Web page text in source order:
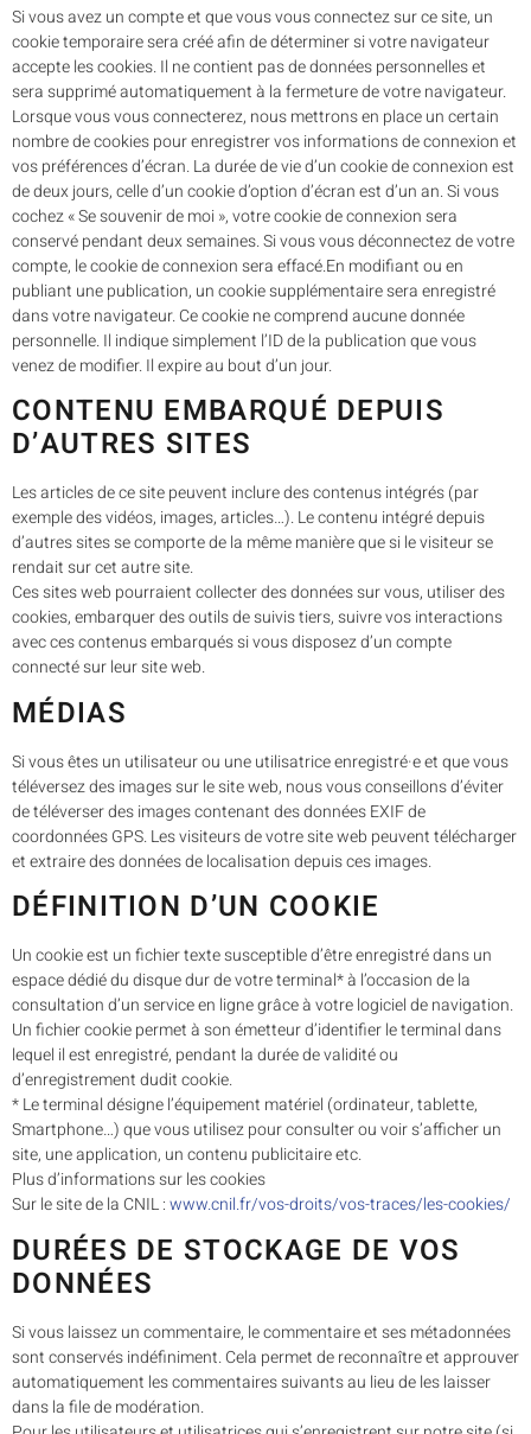
Si vous avez un compte et que vous vous connectez sur ce site, un
cookie temporaire sera créé afin de déterminer si votre navigateur
accepte les cookies. Il ne contient pas de données personnelles et
sera supprimé automatiquement à la fermeture de votre navigateur.
Lorsque vous vous connecterez, nous mettrons en place un certain
nombre de cookies pour enregistrer vos informations de connexion et
vos préférences d’écran. La durée de vie d’un cookie de connexion est
de deux jours, celle d’un cookie d’option d’écran est d’un an. Si vous
cochez « Se souvenir de moi », votre cookie de connexion sera
conservé pendant deux semaines. Si vous vous déconnectez de votre
compte, le cookie de connexion sera effacé.En modifiant ou en
publiant une publication, un cookie supplémentaire sera enregistré
dans votre navigateur. Ce cookie ne comprend aucune donnée
personnelle. Il indique simplement l’ID de la publication que vous
venez de modifier. Il expire au bout d’un jour.
CONTENU EMBARQUÉ DEPUIS
D’AUTRES SITES
Les articles de ce site peuvent inclure des contenus intégrés (par
exemple des vidéos, images, articles…). Le contenu intégré depuis
d’autres sites se comporte de la même manière que si le visiteur se
rendait sur cet autre site.
Ces sites web pourraient collecter des données sur vous, utiliser des
cookies, embarquer des outils de suivis tiers, suivre vos interactions
avec ces contenus embarqués si vous disposez d’un compte
connecté sur leur site web.
MÉDIAS
Si vous êtes un utilisateur ou une utilisatrice enregistré·e et que vous
téléversez des images sur le site web, nous vous conseillons d’éviter
de téléverser des images contenant des données EXIF de
coordonnées GPS. Les visiteurs de votre site web peuvent télécharger
et extraire des données de localisation depuis ces images.
DÉFINITION D’UN COOKIE
Un cookie est un fichier texte susceptible d’être enregistré dans un
espace dédié du disque dur de votre terminal* à l’occasion de la
consultation d’un service en ligne grâce à votre logiciel de navigation.
Un fichier cookie permet à son émetteur d’identifier le terminal dans
lequel il est enregistré, pendant la durée de validité ou
d’enregistrement dudit cookie.
* Le terminal désigne l’équipement matériel (ordinateur, tablette,
Smartphone…) que vous utilisez pour consulter ou voir s’afficher un
site, une application, un contenu publicitaire etc.
Plus d’informations sur les cookies
Sur le site de la CNIL :www.cnil.fr/vos-droits/vos-traces/les-cookies/
DURÉES DE STOCKAGE DE VOS
DONNÉES
Si vous laissez un commentaire, le commentaire et ses métadonnées
sont conservés indéfiniment. Cela permet de reconnaître et approuver
automatiquement les commentaires suivants au lieu de les laisser
dans la file de modération.